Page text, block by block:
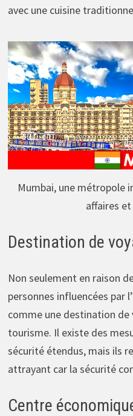
avec une cuisine
Mumbai, une métropole
affaires
Destination de
Non seulement en raison
personnes influencées par
comme une destination de
tourisme. Il existe des
sécurité étendus, mais ils
attrayant car la sécurité
Centre